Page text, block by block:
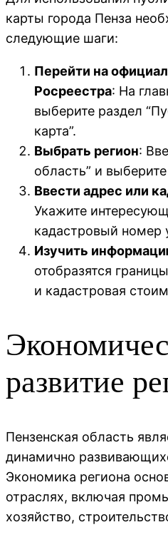
карты города Пенза
следующие шаги:
Перейти на
Росреестра: На
выберите раздел
карта”.
Выбрать регион:
область” и
Ввести адрес или
Укажите
кадастровый номер
Изучить
отобразятся
и кадастровая
развитие
Пензенская область
динамично
Экономика региона
отраслях, включая
хозяйство,